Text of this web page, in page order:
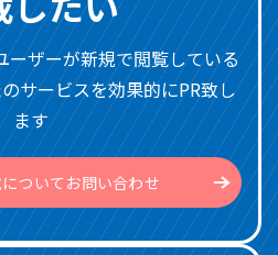
ーザーが新規で閲覧している
サービスを効果的にPR致し
ます
ついてお問い合わせ